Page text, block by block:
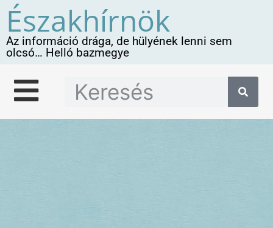
Északhírnök
Az információ drága, de hülyének lenni sem
olcsó… Helló bazmegye